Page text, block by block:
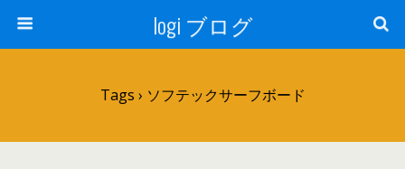
logi ブログ
Tags › ソフテックサーフボード